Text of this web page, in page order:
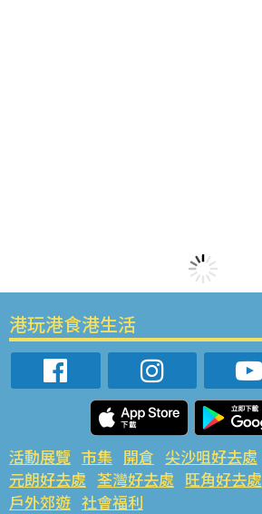
港玩港食港生活
活動展覽 市集 開倉 尖沙咀好去處
元朗好去處 荃灣好去處 旺角好去處
戶外郊遊 社會福利